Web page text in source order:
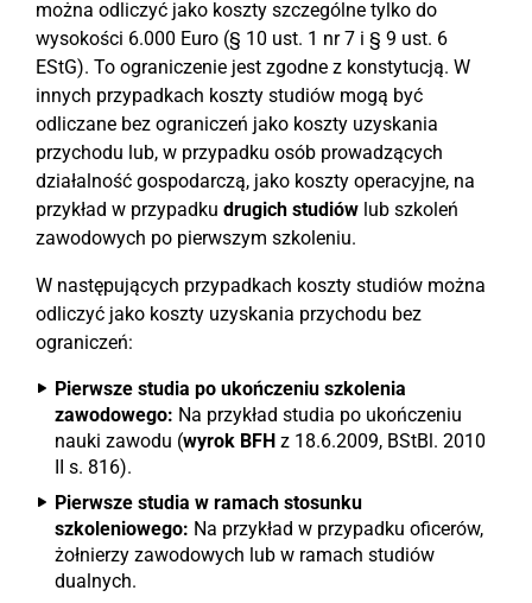
można odliczyć jako koszty szczególne tylko do
wysokości 6.000 Euro (§ 10 ust. 1 nr 7 i § 9 ust. 6
EStG). To ograniczenie jest zgodne z konstytucją. W
innych przypadkach koszty studiów mogą być
odliczane bez ograniczeń jako koszty uzyskania
przychodu lub, w przypadku osób prowadzących
działalność gospodarczą, jako koszty operacyjne, na
przykład w przypadku drugich studiów lub szkoleń
zawodowych po pierwszym szkoleniu.
W następujących przypadkach koszty studiów można
odliczyć jako koszty uzyskania przychodu bez
ograniczeń:
Pierwsze studia po ukończeniu szkolenia
zawodowego: Na przykład studia po ukończeniu
nauki zawodu (wyrok BFH z 18.6.2009, BStBl. 2010
II s. 816).
Pierwsze studia w ramach stosunku
szkoleniowego: Na przykład w przypadku oficerów,
żołnierzy zawodowych lub w ramach studiów
dualnych.